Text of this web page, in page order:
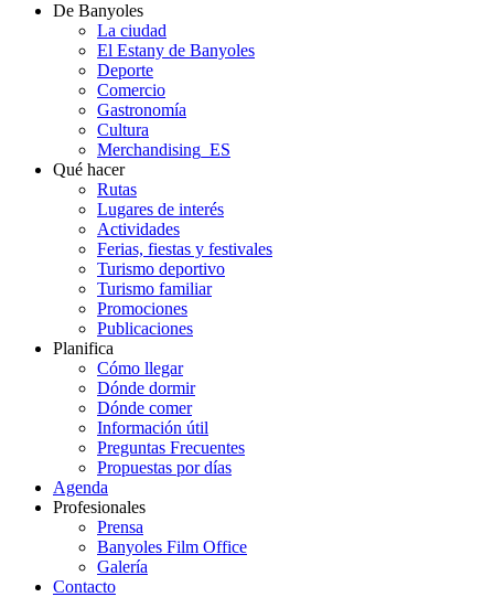
De Banyoles
La ciudad
El Estany de Banyoles
Deporte
Comercio
Gastronomía
Cultura
Merchandising_ES
Qué hacer
Rutas
Lugares de interés
Actividades
Ferias, fiestas y festivales
Turismo deportivo
Turismo familiar
Promociones
Publicaciones
Planifica
Cómo llegar
Dónde dormir
Dónde comer
Información útil
Preguntas Frecuentes
Propuestas por días
Agenda
Profesionales
Prensa
Banyoles Film Office
Galería
Contacto